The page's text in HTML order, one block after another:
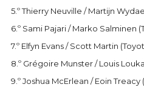
5.º Thierry Neuville / Martijn
6.º Sami Pajari / Marko Salminen
7.º Elfyn Evans / Scott Martin
8.º Grégoire Munster / Louis
9.º Joshua McErlean / Eoin Treacy